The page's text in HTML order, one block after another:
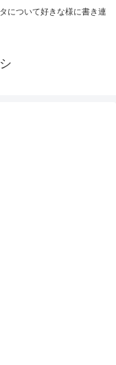
について好きな様に書き連